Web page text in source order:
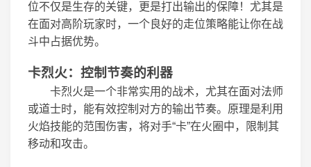
位不仅是生存的关键，更是打出输出的保障！尤其是
在面对高阶玩家时，一个良好的走位策略能让你在战
斗中占据优势。
卡烈火：控制节奏的利器
卡烈火是一个非常实用的战术，尤其在面对法师
或道士时，能有效控制对方的输出节奏。原理是利用
火焰技能的范围伤害，将对手“卡”在火圈中，限制其
移动和攻击。